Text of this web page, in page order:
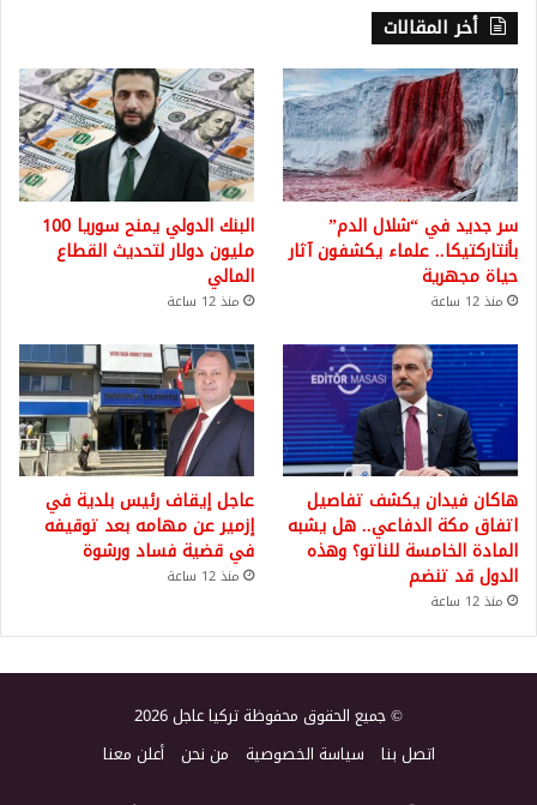
أخر المقالات
سر جديد في “شلال الدم”
بأنتاركتيكا.. علماء يكشفون آثار
حياة مجهرية
منذ 12 ساعة
البنك الدولي يمنح سوريا 100
مليون دولار لتحديث القطاع
المالي
منذ 12 ساعة
هاكان فيدان يكشف تفاصيل
اتفاق مكة الدفاعي.. هل يشبه
المادة الخامسة للناتو؟ وهذه
الدول قد تنضم
منذ 12 ساعة
عاجل إيقاف رئيس بلدية في
إزمير عن مهامه بعد توقيفه
في قضية فساد ورشوة
منذ 12 ساعة
© جميع الحقوق محفوظة تركيا عاجل 2026
اتصل بنا سياسة الخصوصية من نحن أعلن معنا